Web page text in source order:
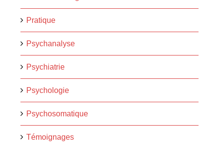
Pratique
Psychanalyse
Psychiatrie
Psychologie
Psychosomatique
Témoignages